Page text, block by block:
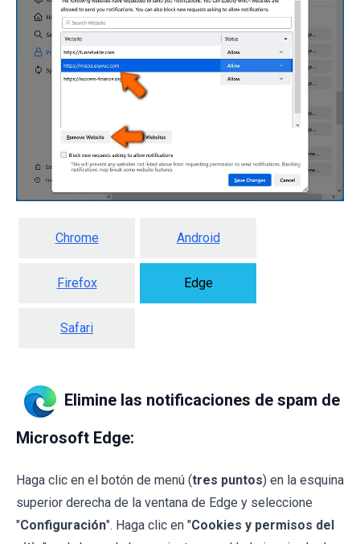
Chrome Android
Firefox Edge
Safari
Elimine las notificaciones de spam de
Microsoft Edge:
Haga clic en el botón de menú (tres puntos) en la esquina
superior derecha de la ventana de Edge y seleccione
"Configuración". Haga clic en "Cookies y permisos del